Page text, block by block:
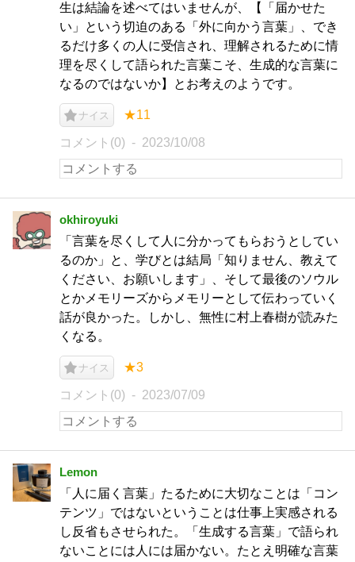
生は結論を述べてはいませんが、【「届かせた
い」という切迫のある「外に向かう言葉」、でき
るだけ多くの人に受信され、理解されるために情
理を尽くして語られた言葉こそ、生成的な言葉に
なるのではないか】とお考えのようです。
ナイス ★11
コメント(0) 2023/10/08
okhiroyuki
「言葉を尽くして人に分かってもらおうとしてい
るのか」と、学びとは結局「知りません、教えて
ください、お願いします」、そして最後のソウル
とかメモリーズからメモリーとして伝わっていく
話が良かった。しかし、無性に村上春樹が読みた
くなる。
ナイス ★3
コメント(0) 2023/07/09
Lemon
「人に届く言葉」たるために大切なことは「コン
テンツ」ではないということは仕事上実感される
し反省もさせられた。「生成する言葉」で語られ
ないことには人には届かない。たとえ明確な言葉